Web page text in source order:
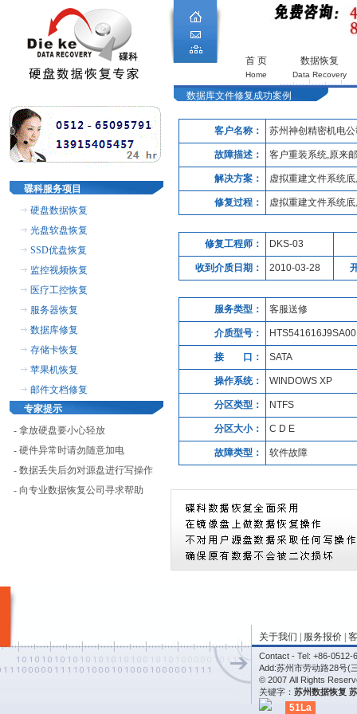
首 页 数据恢复
Home Data Recovery
碟科服务项目
硬盘数据恢复
光盘软盘恢复
SSD优盘恢复
监控视频恢复
医疗工控恢复
服务器恢复
数据库修复
存储卡恢复
苹果机恢复
邮件文档修复
专家提示
- 拿放硬盘要小心轻放
- 硬件异常时请勿随意加电
- 数据丢失后勿对源盘进行写操作
- 向专业数据恢复公司寻求帮助
数据库文件修复成功案例
客户名称： 苏州神创精密机电
故障描述： 客户重装系统,原来
解决方案： 虚拟重建文件系统
修复过程： 虚拟重建文件系统
修复工程师： DKS-03
收到介质日期： 2010-03-28
服务类型： 客服送修
介质型号： HTS541616J9SA00
接 口： SATA
操作系统： WINDOWS XP
分区类型： NTFS
分区大小： C D E
故障类型： 软件故障
关于我们 服务报价
Contact - Tel: +86-
Add:苏州市劳动路28号(
© 2007 All Rights
关键字： 苏州数据恢复
51La